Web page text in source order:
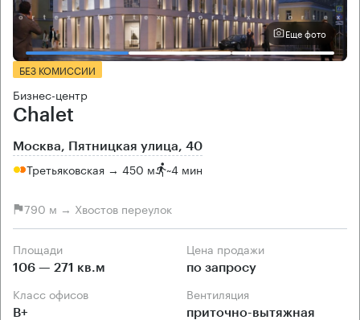
Еще фото
БЕЗ КОМИССИИ
Бизнес-центр
Chalet
Москва, Пятницкая улица, 40
Третьяковская → 450 м ~4 мин
790 м → Хвостов переулок
Площади
106 — 271 кв.м
Цена продажи
по запросу
Класс офисов
B+
Вентиляция
приточно-вытяжная